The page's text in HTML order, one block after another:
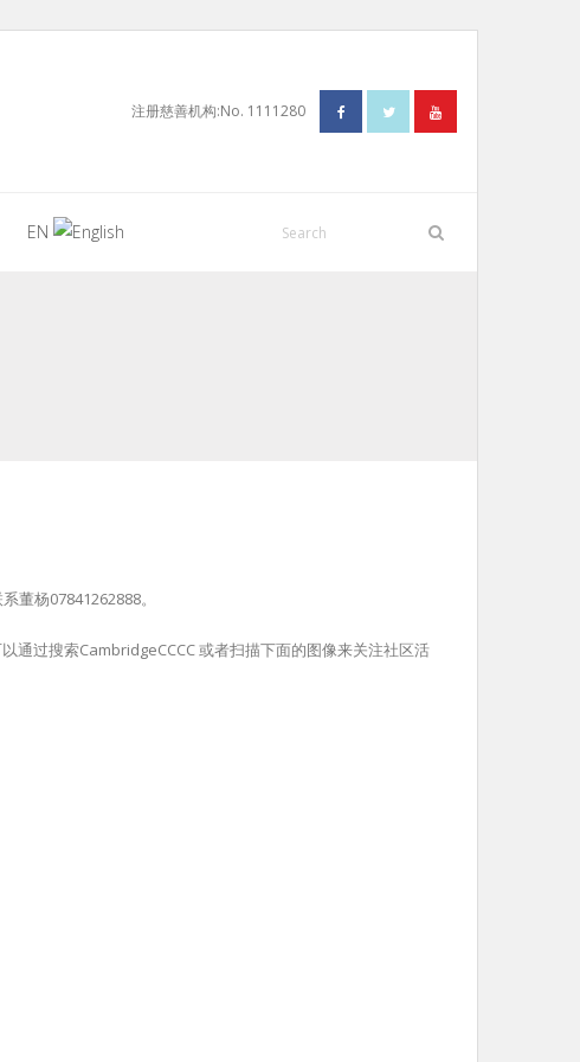
注册慈善机构:No. 1111280
EN
董杨07841262888。
通过搜索CambridgeCCCC 或者扫描下面的图像来关注社区活